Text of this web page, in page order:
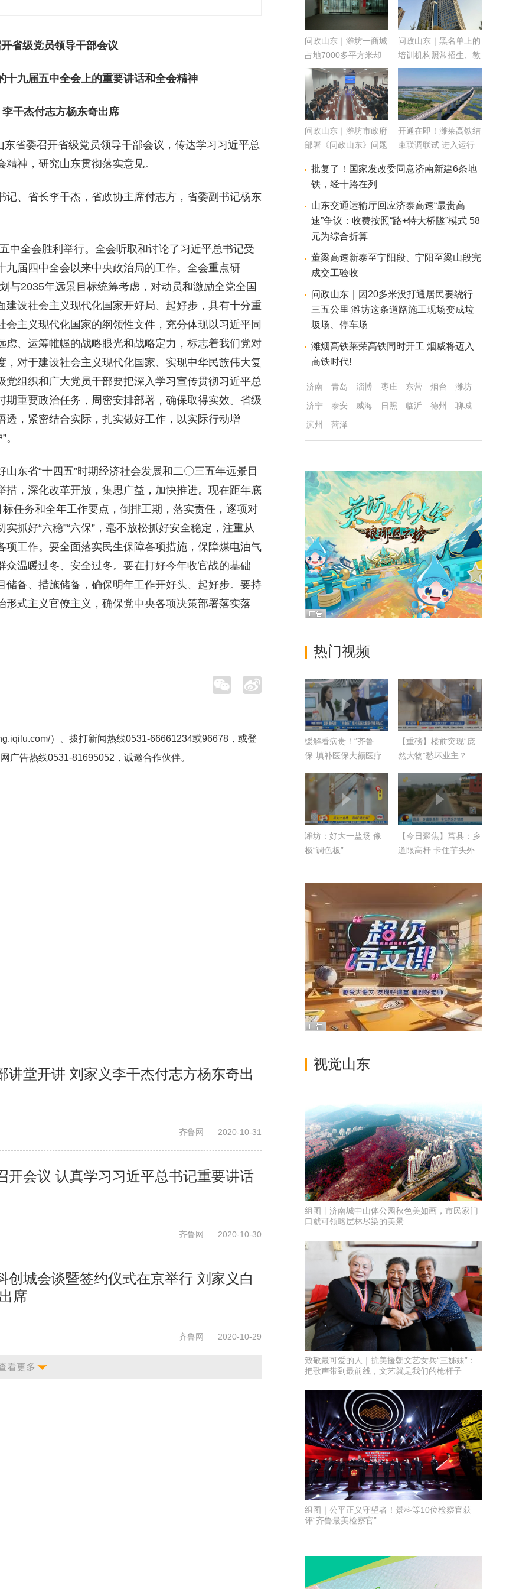
省级党员领导干部会议
十九届五中全会上的重要讲话和全会精神
干杰付志方杨东奇出席
省委召开省级党员领导干部会议，传达学习习近平总
神，研究山东贯彻落实意见。
、省长李干杰，省政协主席付志方，省委副书记杨东
中全会胜利举行。全会听取和讨论了习近平总书记受
届四中全会以来中央政治局的工作。全会重点研
与2035年远景目标统筹考虑，对动员和激励全党全国
设社会主义现代化国家开好局、起好步，具有十分重
主义现代化国家的纲领性文件，充分体现以习近平同
、运筹帷幄的战略眼光和战略定力，标志着我们党对
对于建设社会主义现代化国家、实现中华民族伟大复
组织和广大党员干部要把深入学习宣传贯彻习近平总
重要政治任务，周密安排部署，确保取得实效。省级
，紧密结合实际，扎实做好工作，以实际行动增
东省“十四五”时期经济社会发展和二〇三五年远景目
，深化改革开放，集思广益，加快推进。现在距年底
任务和全年工作要点，倒排工期，落实责任，逐项对
抓好“六稳”“六保”，毫不放松抓好安全稳定，注重从
工作。要全面落实民生保障各项措施，保障煤电油气
温暖过冬、安全过冬。要在打好今年收官战的基础
备、措施储备，确保明年工作开好头、起好步。要持
式主义官僚主义，确保党中央各项决策部署落实落
）、拨打新闻热线0531-66661234或96678，或登
广告热线0531-81695052 ，诚邀合作伙伴。
讲堂开讲 刘家义李干杰付志方杨东奇出
齐鲁网 2020-10-31
开会议 认真学习习近平总书记重要讲话
齐鲁网 2020-10-30
创城会谈暨签约仪式在京举行 刘家义白
席
齐鲁网 2020-10-29
看更多
问政山东｜潍坊一商城
占地7000多平方米却
只剩1家商户？工作人
员：领导规划改造，我
不清楚
问政山东｜黑名单上的
培训机构照常招生、教
学 潍坊教育局：他们
问政山东｜潍坊市政府
部署《问政山东》问题
拉网式大排查
开通在即！潍莱高铁结
束联调联试 进入运行
批复了！国家发改委同意济南新建6条地
铁，经十路在列
山东交通运输厅回应济泰高速“最贵高
速”争议：收费按照“路+特大桥隧”模式 58
元为综合折算
董梁高速新泰至宁阳段、宁阳至梁山段完
成交工验收
问政山东｜因20多米没打通居民要绕行
三五公里 潍坊这条道路施工现场变成垃
圾场、停车场
潍烟高铁莱荣高铁同时开工 烟威将迈入
高铁时代!
济南 青岛 淄博 枣庄 东营 烟台
潍坊
济宁
泰安 威海 日照 临沂 德州
聊城
滨州
菏泽
热门视频
缓解看病贵！“齐鲁
保”填补医保大额医疗
【重磅】楼前突现“庞
然大物”愁坏业主？
潍坊：好大一盐场 像
极“调色板”
【今日聚焦】莒县：乡
道限高杆 卡住芋头外
视觉山东
组图丨济南城中山体公园秋色美如画，市民家门
口就可领略层林尽染的美景
致敬最可爱的人｜抗美援朝文艺女兵“三姊妹”：
把歌声带到最前线，文艺就是我们的枪杆子
​组图｜公平正义守望者！景科等10位检察官获
评“齐鲁最美检察官”